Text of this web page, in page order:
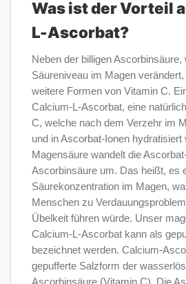
Was ist der Vorteil
L-Ascorbat?
Neben der billigen Ascorbinsäure,
Säureniveau im Magen
weitere Formen von Vitamin C.
Calcium-L-Ascorbat, eine
C, welche nach dem Verzehr im
und in Ascorbat-Ionen hydratisiert
Magensäure wandelt die
Ascorbinsäure um. Das heißt, es
Säurekonzentration im Magen,
Menschen zu
Übelkeit führen würde. Unser
Calcium-L-Ascorbat kann als
bezeichnet werden. Calcium-
gepufferte Salzform der